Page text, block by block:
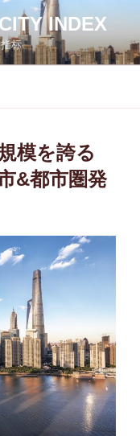
INDEX
标
模を誇る
&都市圏発